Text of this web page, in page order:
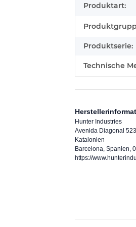
Produktart:
Produktserie:
Technische
Hunter Industries
Avenida Diagonal 523
Katalonien
Barcelona, Spanien,
https://